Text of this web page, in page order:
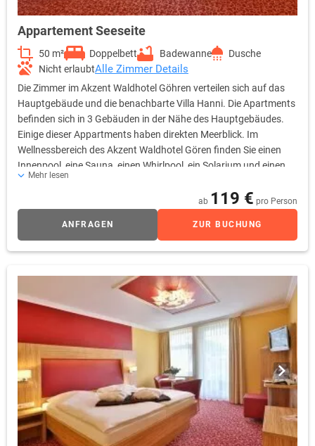
Appartement Seeseite
50 m² Doppelbett Badewanne
Dusche
Nicht erlaubtAlle Zimmer Details
Die Zimmer im Akzent Waldhotel Göhren verteilen sich auf das
Hauptgebäude und die benachbarte Villa Hanni. Die Apartments
befinden sich in 3 Gebäuden in der Nähe des Hauptgebäudes.
Einige dieser Appartments haben direkten Meerblick. Im
Wellnessbereich des Akzent Waldhotel Gören finden Sie einen
Innenpool, eine Sauna, einen Whirlpool, ein Solarium und einen
Fitnessraum. In der Waldhotelanlage. Die Zimmer sind
komfortabel und individuell eingerichtet, so dass es Ihnen
während eines Aufenthaltes bei uns an nichts fehlen wird. Von
zahlreichen Zimmern aus können Sie die Weiten der blauen
Ostsee erleben.
Mehr lesen
ab 119 € pro Person
ANFRAGEN ZUR BUCHUNG